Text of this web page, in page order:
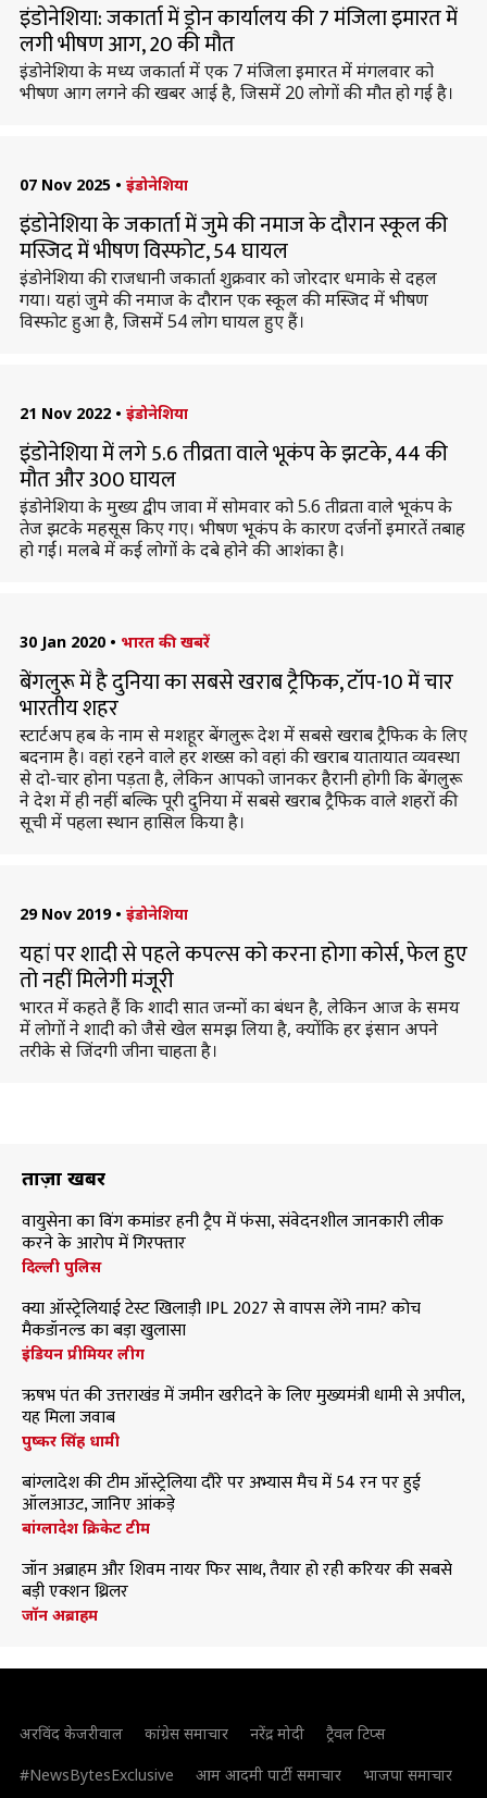
इंडोनेशिया: जकार्ता में ड्रोन कार्यालय की 7 मंजिला इमारत में
लगी भीषण आग, 20 की मौत
इंडोनेशिया के मध्य जकार्ता में एक 7 मंजिला इमारत में मंगलवार को
भीषण आग लगने की खबर आई है, जिसमें 20 लोगों की मौत हो गई है।
07 Nov 2025 • इंडोनेशिया
इंडोनेशिया के जकार्ता में जुमे की नमाज के दौरान स्कूल की
मस्जिद में भीषण विस्फोट, 54 घायल
इंडोनेशिया की राजधानी जकार्ता शुक्रवार को जोरदार धमाके से दहल
गया। यहां जुमे की नमाज के दौरान एक स्कूल की मस्जिद में भीषण
विस्फोट हुआ है, जिसमें 54 लोग घायल हुए हैं।
21 Nov 2022 • इंडोनेशिया
इंडोनेशिया में लगे 5.6 तीव्रता वाले भूकंप के झटके, 44 की
मौत और 300 घायल
इंडोनेशिया के मुख्य द्वीप जावा में सोमवार को 5.6 तीव्रता वाले भूकंप के
तेज झटके महसूस किए गए। भीषण भूकंप के कारण दर्जनों इमारतें तबाह
हो गईं। मलबे में कई लोगों के दबे होने की आशंका है।
30 Jan 2020 • भारत की खबरें
बेंगलुरू में है दुनिया का सबसे खराब ट्रैफिक, टॉप-10 में चार
भारतीय शहर
स्टार्टअप हब के नाम से मशहूर बेंगलुरू देश में सबसे खराब ट्रैफिक के लिए
बदनाम है। वहां रहने वाले हर शख्स को वहां की खराब यातायात व्यवस्था
से दो-चार होना पड़ता है, लेकिन आपको जानकर हैरानी होगी कि बेंगलुरू
ने देश में ही नहीं बल्कि पूरी दुनिया में सबसे खराब ट्रैफिक वाले शहरों की
सूची में पहला स्थान हासिल किया है।
29 Nov 2019 • इंडोनेशिया
यहां पर शादी से पहले कपल्स को करना होगा कोर्स, फेल हुए
तो नहीं मिलेगी मंजूरी
भारत में कहते हैं कि शादी सात जन्मों का बंधन है, लेकिन आज के समय
में लोगों ने शादी को जैसे खेल समझ लिया है, क्योंकि हर इंसान अपने
तरीके से जिंदगी जीना चाहता है।
ताज़ा खबरें
वायुसेना का विंग कमांडर हनी ट्रैप में फंसा, संवेदनशील जानकारी लीक
करने के आरोप में गिरफ्तार
दिल्ली पुलिस
क्या ऑस्ट्रेलियाई टेस्ट खिलाड़ी IPL 2027 से वापस लेंगे नाम? कोच
मैकडॉनल्ड का बड़ा खुलासा
इंडियन प्रीमियर लीग
ऋषभ पंत की उत्तराखंड में जमीन खरीदने के लिए मुख्यमंत्री धामी से अपील,
यह मिला जवाब
पुष्कर सिंह धामी
बांग्लादेश की टीम ऑस्ट्रेलिया दौरे पर अभ्यास मैच में 54 रन पर हुई
ऑलआउट, जानिए आंकड़े
बांग्लादेश क्रिकेट टीम
जॉन अब्राहम और शिवम नायर फिर साथ, तैयार हो रही करियर की सबसे
बड़ी एक्शन थ्रिलर
जॉन अब्राहम
अरविंद केजरीवाल कांग्रेस समाचार नरेंद्र मोदी
ट्रैवल टिप्स
#NewsBytesExclusive
आम आदमी पार्टी समाचार भाजपा समाचार